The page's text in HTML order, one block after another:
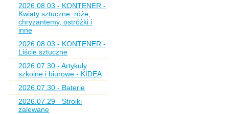
2026.08.03 - KONTENER -
Kwiaty sztuczne: róże,
chryzantemy, ostróżki i
inne
2026.08.03 - KONTENER -
Liście sztuczne
2026.07.30 - Artykuły
szkolne i biurowe - KIDEA
2026.07.30 - Baterie
2026.07.29 - Stroiki
zalewane